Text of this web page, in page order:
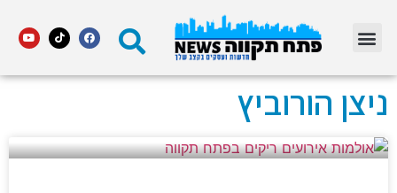
ניצן הורוביץ